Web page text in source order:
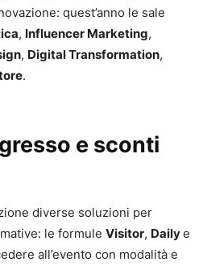
quest’anno le sale
, Influencer Marketing,
, Digital Transformation,
.
e sconti
diverse soluzioni per
le formule Visitor, Dailye
all’evento con modalità e